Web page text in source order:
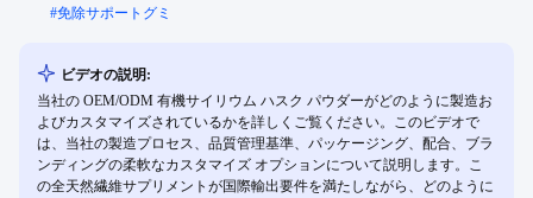
#免除サポートグミ
ビデオの説明:
当社の OEM/ODM 有機サイリウム ハスク パウダーがどのように製造お
よびカスタマイズされているかを詳しくご覧ください。このビデオで
は、当社の製造プロセス、品質管理基準、パッケージング、配合、ブラ
ンディングの柔軟なカスタマイズ オプションについて説明します。こ
の全天然繊維サプリメントが国際輸出要件を満たしながら、どのように